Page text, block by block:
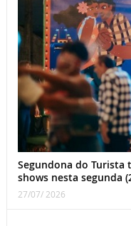
Segundona do
shows nesta segunda
27/07/ 2026